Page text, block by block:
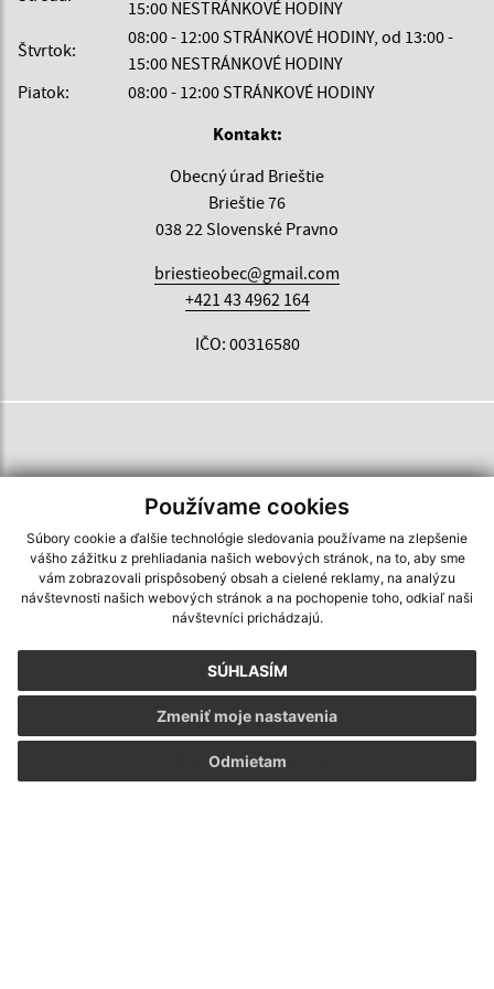
Používame cookies
Súbory cookie a ďalšie technológie sledovania používame na zlepšenie
vášho zážitku z prehliadania našich webových stránok, na to, aby sme
vám zobrazovali prispôsobený obsah a cielené reklamy, na analýzu
návštevnosti našich webových stránok a na pochopenie toho, odkiaľ naši
návštevníci prichádzajú.
SÚHLASÍM
Odmietam
Zmeniť moje nastavenia
15:00 NESTRÁNKOVÉ HODINY
Štvrtok:
08:00 - 12:00 STRÁNKOVÉ HODINY, od 13:00 -
15:00 NESTRÁNKOVÉ HODINY
Piatok:
08:00 - 12:00 STRÁNKOVÉ HODINY
Kontakt:
Obecný úrad Brieštie
Brieštie 76
038 22 Slovenské Pravno
briestieobec@gmail.com
+421 43 4962 164
IČO: 00316580
Informácie o stránke: